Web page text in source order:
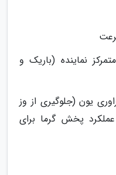
نماینده (باریک و
یون (جلوگیری از وز
پخش گرما برای